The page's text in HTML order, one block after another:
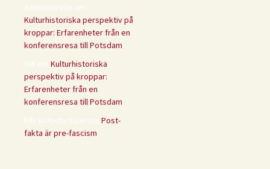
Administratör om
Kulturhistoriska perspektiv på
kroppar: Erfarenheter från en
konferensresa till Potsdam
SW om Kulturhistoriska
perspektiv på kroppar:
Erfarenheter från en
konferensresa till Potsdam
håkan Andersson om Post-
fakta är pre-fascism